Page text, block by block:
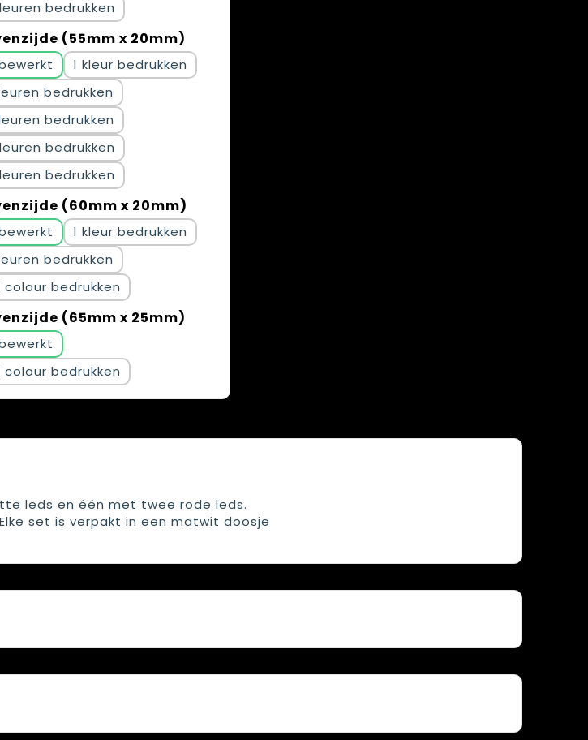
(55mm x 20mm)
1
(60mm x 20mm)
1
colour
(65mm x 25mm)
colour
leds en één met twee rode leds.
set is verpakt in een matwit doosje